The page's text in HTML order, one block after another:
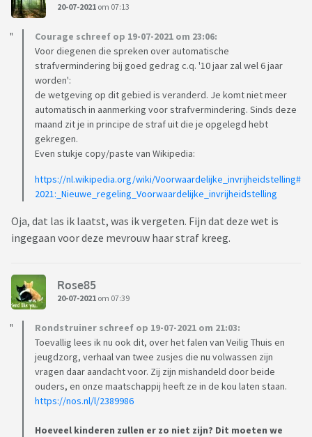
20-07-2021 om 07:13
Courage schreef op 19-07-2021 om 23:06:
Voor diegenen die spreken over automatische
strafvermindering bij goed gedrag c.q. '10 jaar zal wel 6 jaar
worden':
de wetgeving op dit gebied is veranderd. Je komt niet meer
automatisch in aanmerking voor strafvermindering. Sinds deze
maand zit je in principe de straf uit die je opgelegd hebt
gekregen.
Even stukje copy/paste van Wikipedia:
https://nl.wikipedia.org/wiki/Voorwaardelijke_invrijheidstelling#
2021:_Nieuwe_regeling_Voorwaardelijke_invrijheidstelling
Oja, dat las ik laatst, was ik vergeten. Fijn dat deze wet is
ingegaan voor deze mevrouw haar straf kreeg.
Rose85
20-07-2021 om 07:39
Rondstruiner schreef op 19-07-2021 om 21:03:
Toevallig lees ik nu ook dit, over het falen van Veilig Thuis en
jeugdzorg, verhaal van twee zusjes die nu volwassen zijn
vragen daar aandacht voor. Zij zijn mishandeld door beide
ouders, en onze maatschappij heeft ze in de kou laten staan.
https://nos.nl/l/2389986
Hoeveel kinderen zullen er zo niet zijn? Dit moeten we